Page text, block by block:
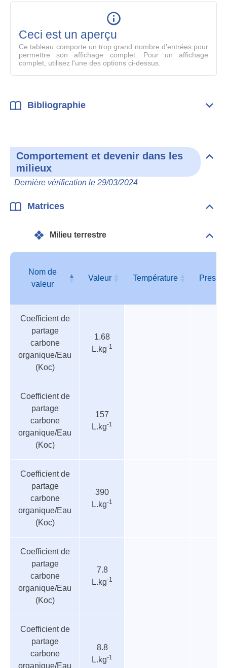
Ceci est un aperçu
Ce tableau comporte un trop grand nombre d'entrées pour
permettre son affichage complet. Pour un affichage
complet, utilisez l'une des options ci-dessus.
Bibliographie
Comportement et devenir dans les
milieux
Dernière vérification le 29/03/2024
les
Matrices
Milieu terrestre
des
paramètres
Nom de
valeur
Valeur Température
valeur
Coefficient de
partage
carbone
organique/Eau
(Koc)
1.68
L.kg-1
Coefficient de
partage
carbone
organique/Eau
(Koc)
157
L.kg-1
Coefficient de
partage
carbone
organique/Eau
(Koc)
390
L.kg-1
Coefficient de
partage
carbone
organique/Eau
(Koc)
7.8
L.kg-1
Coefficient de
partage
carbone
organique/Eau
8.8
L.kg-1